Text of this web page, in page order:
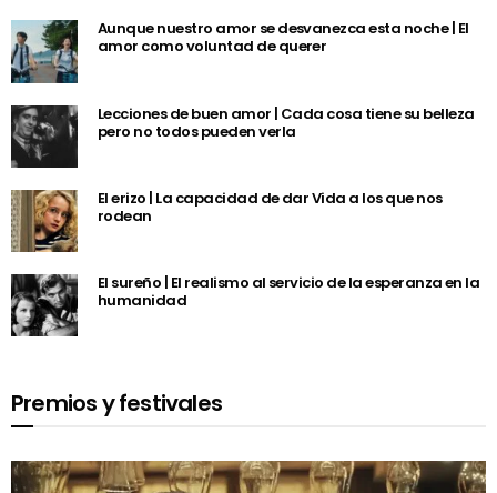
Aunque nuestro amor se desvanezca esta noche | El
amor como voluntad de querer
Lecciones de buen amor | Cada cosa tiene su belleza
pero no todos pueden verla
El erizo | La capacidad de dar Vida a los que nos
rodean
El sureño | El realismo al servicio de la esperanza en la
humanidad
Premios y festivales